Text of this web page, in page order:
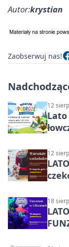
Autor:krystian
Zaobserwuj nas!
12
12
18